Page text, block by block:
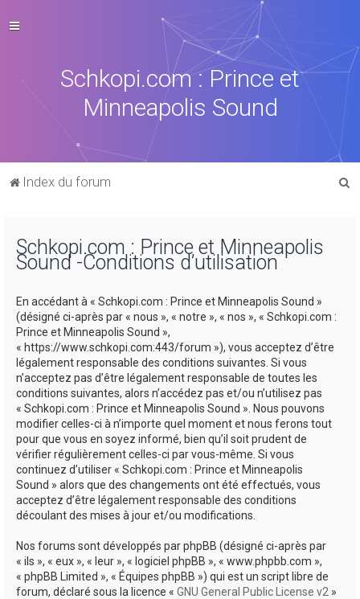
Schkopi.com : Prince et
Minneapolis Sound
Index du forum
Schkopi.com : Prince et Minneapolis
Sound -Conditions d’utilisation
En accédant à « Schkopi.com : Prince et Minneapolis Sound »
(désigné ci-après par « nous », « notre », « nos », « Schkopi.com :
Prince et Minneapolis Sound »,
« https://www.schkopi.com:443/forum »), vous acceptez d’être
légalement responsable des conditions suivantes. Si vous
n’acceptez pas d’être légalement responsable de toutes les
conditions suivantes, alors n’accédez pas et/ou n’utilisez pas
« Schkopi.com : Prince et Minneapolis Sound ». Nous pouvons
modifier celles-ci à n’importe quel moment et nous ferons tout
pour que vous en soyez informé, bien qu’il soit prudent de
vérifier régulièrement celles-ci par vous-même. Si vous
continuez d’utiliser « Schkopi.com : Prince et Minneapolis
Sound » alors que des changements ont été effectués, vous
acceptez d’être légalement responsable des conditions
découlant des mises à jour et/ou modifications.
Nos forums sont développés par phpBB (désigné ci-après par
« ils », « eux », « leur », « logiciel phpBB », « www.phpbb.com »,
« phpBB Limited », « Équipes phpBB ») qui est un script libre de
forum, déclaré sous la licence « GNU General Public License v2 »